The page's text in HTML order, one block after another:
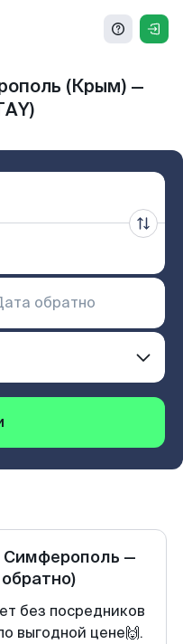
(Крым) —
Симферополь —
без посредников
выгодной цене🙌.